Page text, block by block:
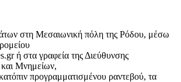
στη Μεσαιωνική πόλη της Ρόδου, μέσω
ή στα γραφεία της Διεύθυνσης
Μνημείων,
προγραμματισμένου ραντεβού, τα